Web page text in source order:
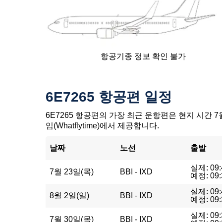
항공기종 정보 확인 불가
6E7265 항공편 일정
6E7265 항공편의 가장 최근 운항편은 현지 시간
임(Whatflytime)에서 제공합니다.
날짜 노선 출발
7월 23일(목) BBI - IXD
실제:
예정:
8월 2일(일) BBI - IXD
실제:
예정:
7월 30일(목) BBI - IXD
실제: